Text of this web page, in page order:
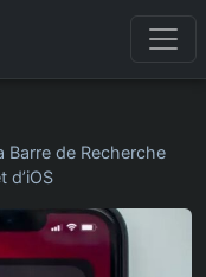
Barre de Recherche
d’iOS